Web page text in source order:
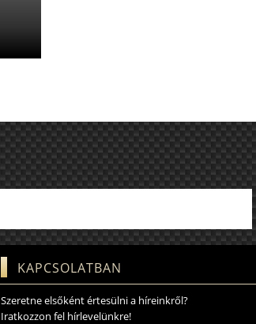
KAPCSOLATBAN
Szeretne elsőként értesülni a híreinkről?
Iratkozzon fel hírlevelünkre!